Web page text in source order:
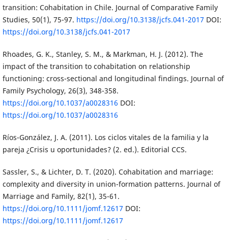
transition: Cohabitation in Chile. Journal of Comparative Family
Studies, 50(1), 75-97. https://doi.org/10.3138/jcfs.041-2017 DOI:
https://doi.org/10.3138/jcfs.041-2017
Rhoades, G. K., Stanley, S. M., & Markman, H. J. (2012). The
impact of the transition to cohabitation on relationship
functioning: cross-sectional and longitudinal findings. Journal of
Family Psychology, 26(3), 348-358.
https://doi.org/10.1037/a0028316 DOI:
https://doi.org/10.1037/a0028316
Ríos-González, J. A. (2011). Los ciclos vitales de la familia y la
pareja ¿Crisis u oportunidades? (2. ed.). Editorial CCS.
Sassler, S., & Lichter, D. T. (2020). Cohabitation and marriage:
complexity and diversity in union-formation patterns. Journal of
Marriage and Family, 82(1), 35-61.
https://doi.org/10.1111/jomf.12617 DOI:
https://doi.org/10.1111/jomf.12617